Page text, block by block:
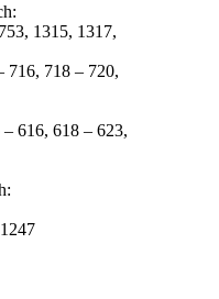
1315, 1317,
716, 718 – 720,
616, 618 – 623,